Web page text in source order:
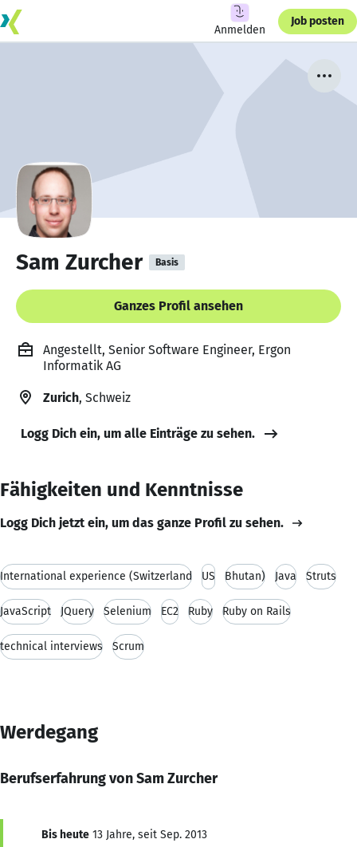
Anmelden
Job posten
Sam Zurcher Basis
Ganzes Profil ansehen
Angestellt, Senior Software Engineer, Ergon
Informatik AG
Zurich, Schweiz
Logg Dich ein, um alle Einträge zu sehen.
Fähigkeiten und Kenntnisse
Logg Dich jetzt ein, um das ganze Profil zu sehen.
International experience (Switzerland US Bhutan) Java Struts
JavaScript JQuery Selenium EC2 Ruby Ruby on Rails
technical interviews Scrum
Werdegang
Berufserfahrung von Sam Zurcher
Bis heute 13 Jahre, seit Sep. 2013